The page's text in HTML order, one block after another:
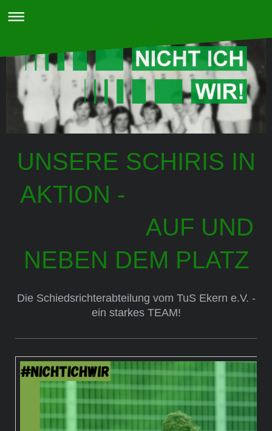
UNSERE SCHIRIS IN
AKTION -
AUF UND
NEBEN DEM PLATZ
Die Schiedsrichterabteilung vom TuS Ekern e.V. -
ein starkes TEAM!